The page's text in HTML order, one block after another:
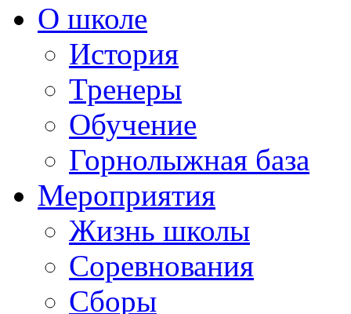
О школе
История
Тренеры
Обучение
Горнолыжная база
Мероприятия
Жизнь школы
Соревнования
Сборы